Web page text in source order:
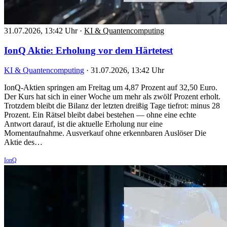
31.07.2026, 13:42 Uhr · KI & Quantencomputing
IonQ Aktie: Erholung vor dem Härtetest
KI & Quantencomputing · 31.07.2026, 13:42 Uhr
IonQ-Aktien springen am Freitag um 4,87 Prozent auf 32,50 Euro.
Der Kurs hat sich in einer Woche um mehr als zwölf Prozent erholt.
Trotzdem bleibt die Bilanz der letzten dreißig Tage tiefrot: minus 28
Prozent. Ein Rätsel bleibt dabei bestehen — ohne eine echte
Antwort darauf, ist die aktuelle Erholung nur eine
Momentaufnahme. Ausverkauf ohne erkennbaren Auslöser Die
Aktie des…
IonQ